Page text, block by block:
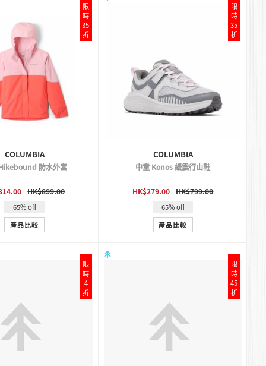
COLUMBIA
防水外套
HK$899.00
65% off
產品比較
限
時
35
折
COLUMBIA
中童 Konos 緩震行山鞋
HK$279.00 HK$799.00
65% off
產品比較
限
時
35
折
限
時
4
折
限
時
45
折